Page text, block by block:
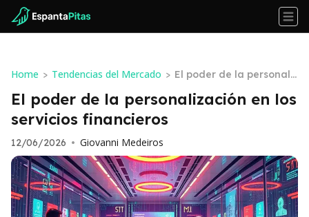
Home > Tendencias del Mercado > El poder de la personali
zación en los servicios fi
nancieros
El poder de la personalización en los
servicios financieros
12/06/2026 • Giovanni Medeiros